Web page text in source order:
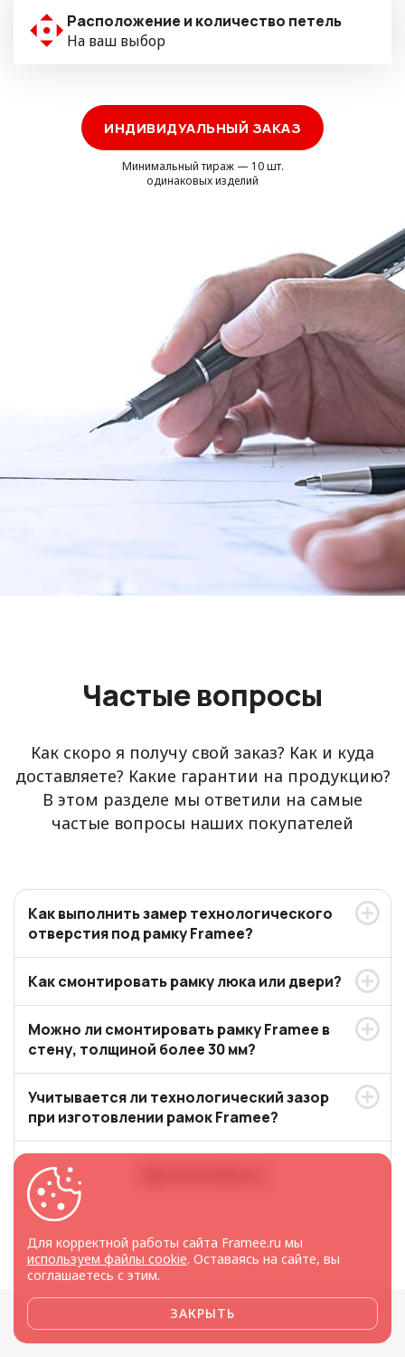
Расположение и количество петель
На ваш выбор
ИНДИВИДУАЛЬНЫЙ ЗАКАЗ
Минимальный тираж — 10 шт.
одинаковых изделий
Частые вопросы
Как скоро я получу свой заказ? Как и куда
доставляете? Какие гарантии на продукцию?
В этом разделе мы ответили на самые
частые вопросы наших покупателей
Как выполнить замер технологического
отверстия под рамку Framee?
Как смонтировать рамку люка или двери?
Можно ли смонтировать рамку Framee в
стену, толщиной более 30 мм?
Учитывается ли технологический зазор
при изготовлении рамок Framee?
Для корректной работы сайта Framee.ru мы
используем файлы cookie. Оставаясь на сайте, вы
соглашаетесь с этим.
ЗАКРЫТЬ